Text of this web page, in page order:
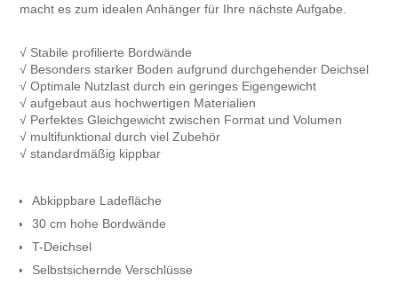
macht es zum idealen Anhänger für Ihre nächste Aufgabe.
√ Stabile profilierte Bordwände
√ Besonders starker Boden aufgrund durchgehender Deichsel
√ Optimale Nutzlast durch ein geringes Eigengewicht
√ aufgebaut aus hochwertigen Materialien
√ Perfektes Gleichgewicht zwischen Format und Volumen
√ multifunktional durch viel Zubehör
√ standardmäßig kippbar
Abkippbare Ladefläche
30 cm hohe Bordwände
T-Deichsel
Selbstsichernde Verschlüsse